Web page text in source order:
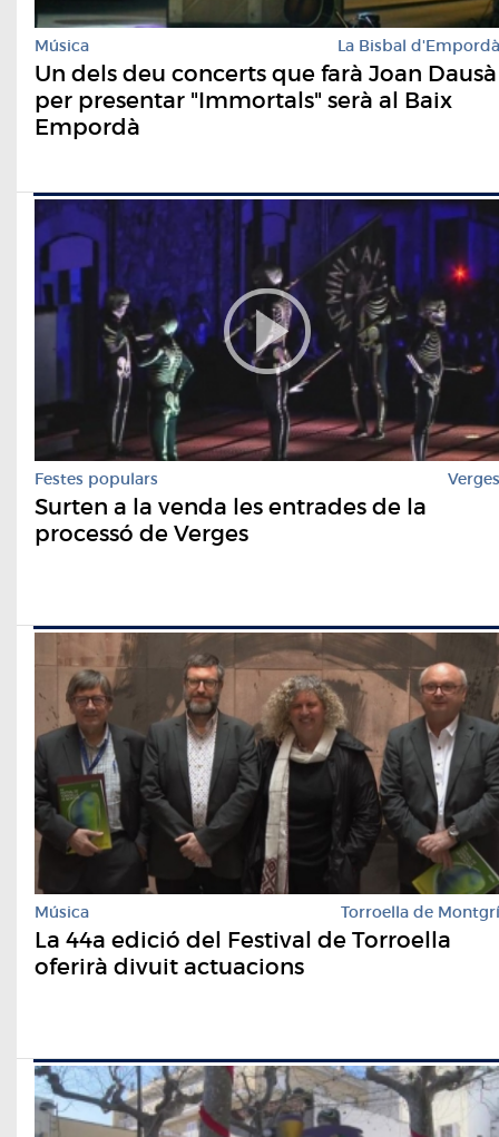
Música La Bisbal d'Empordà
Un dels deu concerts que farà Joan Dausà
per presentar "Immortals" serà al Baix
Empordà
Festes populars Verges
Surten a la venda les entrades de la
processó de Verges
Música Torroella de Montgrí
La 44a edició del Festival de Torroella
oferirà divuit actuacions